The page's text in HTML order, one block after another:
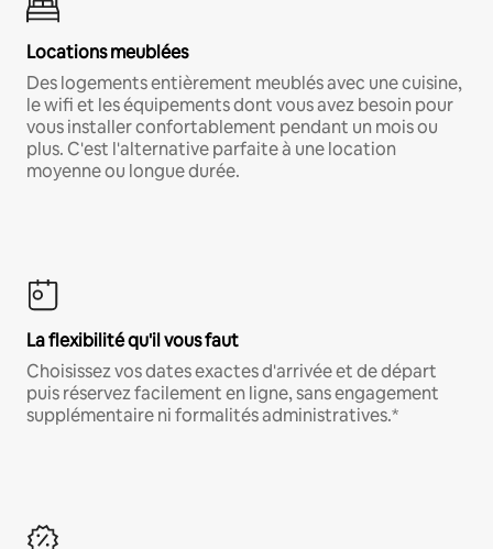
Locations meublées
Des logements entièrement meublés avec une cuisine,
le wifi et les équipements dont vous avez besoin pour
vous installer confortablement pendant un mois ou
plus. C'est l'alternative parfaite à une location
moyenne ou longue durée.
La flexibilité qu'il vous faut
Choisissez vos dates exactes d'arrivée et de départ
puis réservez facilement en ligne, sans engagement
supplémentaire ni formalités administratives.*